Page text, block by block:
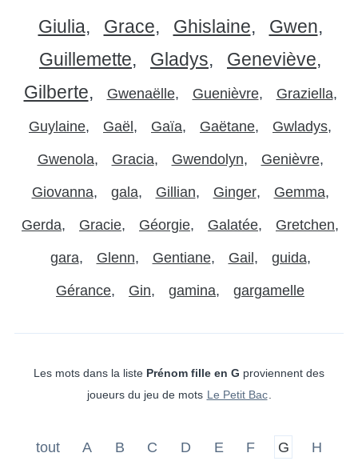
Giulia Grace Ghislaine
Gwen
Guillemette
Gladys
Geneviève
Gilberte
Gwenaëlle Guenièvre Graziella
Guylaine Gaël Gaïa Gaëtane Gwladys
Gwenola Gracia Gwendolyn Genièvre
Giovanna gala Gillian Ginger Gemma
Gerda Gracie Géorgie Galatée Gretchen
gara Glenn Gentiane Gail guida
Gérance Gin gamina gargamelle
Les mots dans la liste Prénom fille en G proviennent des
joueurs du jeu de mots Le Petit Bac
tout A B C D E F G H